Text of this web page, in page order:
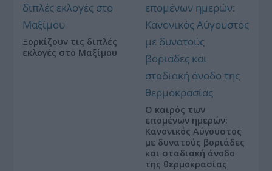
Ξορκίζουν τις διπλές
εκλογές στο Μαξίμου
Ο καιρός των
επομένων ημερών:
Κανονικός Αύγουστος
με δυνατούς βοριάδες
και σταδιακή άνοδο
της θερμοκρασίας